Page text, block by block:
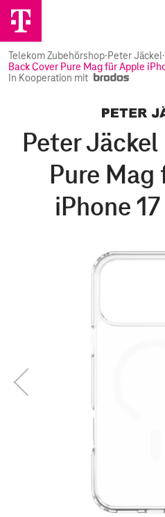
Telekom Zubehörshop·Peter Jäckel·
Back Cover Pure Mag für Apple
In Kooperation mit
Peter
Pure Mag
iPhone